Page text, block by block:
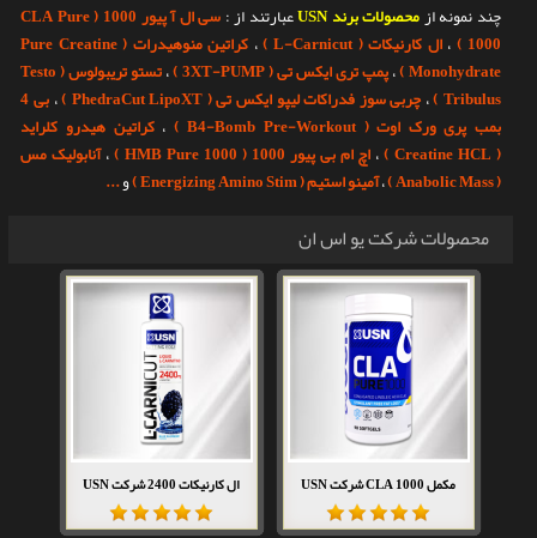
چند نمونه ازمحصولات برند USN عبارتند از :سی ال آ پیور 1000 (
CLAPure
1000 ) ،ال کارنیکات( L-Carnicut ) ، کراتین منوهیدرات( Pure
Creatine
Monohydrate
)،پمپ تری ایکس تی( 3XT-
PUMP
)،تستو تریبولوس ( Testo
Tribulus ) ،چربی سوز فدراکات لیپو ایکس تی( PhedraCut LipoXT ) ،
بی 4
بمب پری ورک اوت( B4-Bomb Pre-Workout ) ،کراتین هیدرو کلراید
( Creatine HCL )
،اچ ام بی پیور 1000 (
HMBPure 1000 ) ،آنابولیک مس
( Anabolic Mass )
،آمینو استیم( Energizing
AminoStim ) و...
محصولات شرکت یو اس ان
مکمل CLA 1000 شرکت USN ال کارنیکات 2400 شرکت USN